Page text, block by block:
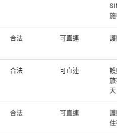
合法 可直連
合法 可直連
天
合法 可直連